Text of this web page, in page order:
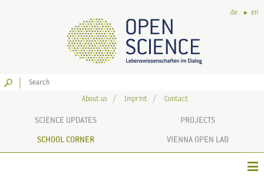
de en
About us Imprint Contact
SCIENCE UPDATES PROJECTS
SCHOOL CORNER VIENNA OPEN LAB